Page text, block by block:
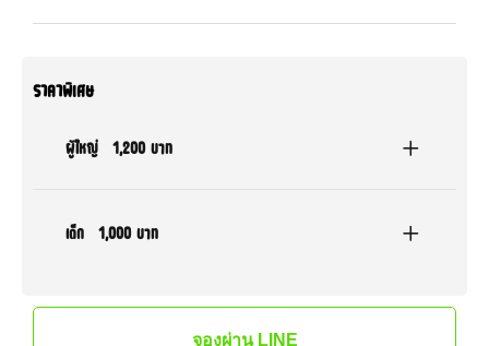
ราคาพิเศษ
ผู้ใหญ่ 1,200 บาท
เด็ก 1,000 บาท
จองผ่าน LINE